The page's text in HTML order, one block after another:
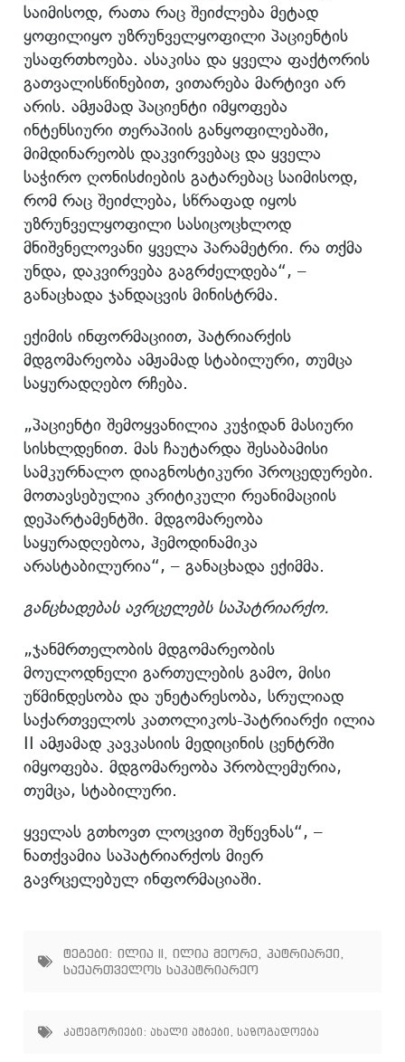
საიმისოდ, რათა რაც შეიძლება მეტად
ყოფილიყო უზრუნველყოფილი პაციენტის
უსაფრთხოება. ასაკისა და ყველა ფაქტორის
გათვალისწინებით, ვითარება მარტივი არ
არის. ამჟამად პაციენტი იმყოფება
ინტენსიური თერაპიის განყოფილებაში,
მიმდინარეობს დაკვირვებაც და ყველა
საჭირო ღონისძიების გატარებაც საიმისოდ,
რომ რაც შეიძლება, სწრაფად იყოს
უზრუნველყოფილი სასიცოცხლოდ
მნიშვნელოვანი ყველა პარამეტრი. რა თქმა
უნდა, დაკვირვება გაგრძელდება“, –
განაცხადა ჯანდაცვის მინისტრმა.
ექიმის ინფორმაციით, პატრიარქის
მდგომარეობა ამჟამად სტაბილური, თუმცა
საყურადღებო რჩება.
„პაციენტი შემოყვანილია კუჭიდან მასიური
სისხლდენით. მას ჩაუტარდა შესაბამისი
სამკურნალო დიაგნოსტიკური პროცედურები.
მოთავსებულია კრიტიკული რეანიმაციის
დეპარტამენტში. მდგომარეობა
საყურადღებოა, ჰემოდინამიკა
არასტაბილურია“, – განაცხადა ექიმმა.
განცხადებას ავრცელებს საპატრიარქო.
„ჯანმრთელობის მდგომარეობის
მოულოდნელი გართულების გამო, მისი
უწმინდესობა და უნეტარესობა, სრულიად
საქართველოს კათოლიკოს-პატრიარქი ილია
II ამჟამად კავკასიის მედიცინის ცენტრში
იმყოფება. მდგომარეობა პრობლემურია,
თუმცა, სტაბილური.
ყველას გთხოვთ ლოცვით შეწევნას“, –
ნათქვამია საპატრიარქოს მიერ
გავრცელებულ ინფორმაციაში.
ტეგები: ილია II ილია მეორე პატრიარქი
საქართველოს საპატრიარქო
კატეგორიები: ახალი ამბები , საზოგადოება